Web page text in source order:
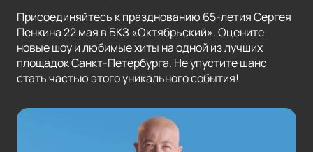
Присоединяйтесь к празднованию 65-летия Сергея
Пенкина 22 мая в БКЗ «Октябрьский». Оцените
новые шоу и любимые хиты на одной из лучших
площадок Санкт-Петербурга. Не упустите шанс
стать частью этого уникального события!